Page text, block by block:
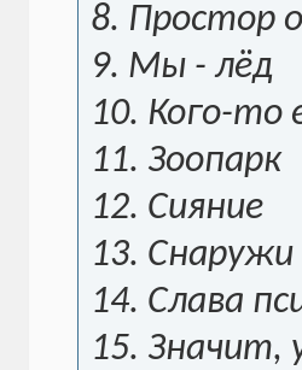
8. Простор
9. Мы - лёд
10. Кого-то
11. Зоопарк
12. Сияние
13. Снаружи
14. Слава
15. Значит,